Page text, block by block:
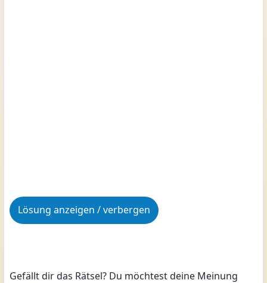
Gefällt dir das Rätsel? Du möchtest deine Meinung